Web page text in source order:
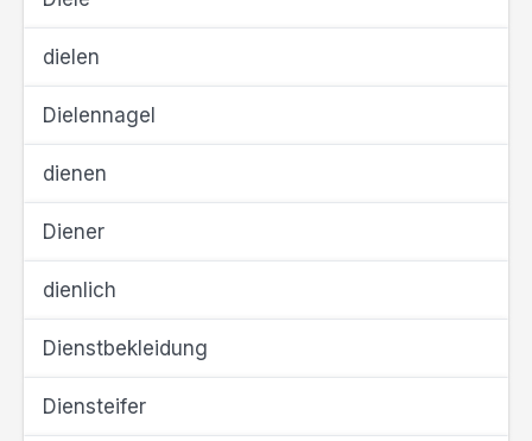
dielen
Dielennagel
dienen
Diener
dienlich
Dienstbekleidung
Diensteifer